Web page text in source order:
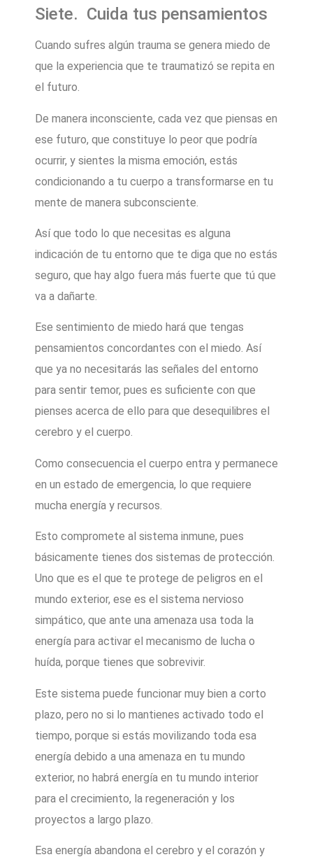
Siete. Cuida tus pensamientos
Cuando sufres algún trauma se genera miedo de
que la experiencia que te traumatizó se repita en
el futuro.
De manera inconsciente, cada vez que piensas en
ese futuro, que constituye lo peor que podría
ocurrir, y sientes la misma emoción, estás
condicionando a tu cuerpo a transformarse en tu
mente de manera subconsciente.
Así que todo lo que necesitas es alguna
indicación de tu entorno que te diga que no estás
seguro, que hay algo fuera más fuerte que tú que
va a dañarte.
Ese sentimiento de miedo hará que tengas
pensamientos concordantes con el miedo. Así
que ya no necesitarás las señales del entorno
para sentir temor, pues es suficiente con que
pienses acerca de ello para que desequilibres el
cerebro y el cuerpo.
Como consecuencia el cuerpo entra y permanece
en un estado de emergencia, lo que requiere
mucha energía y recursos.
Esto compromete al sistema inmune, pues
básicamente tienes dos sistemas de protección.
Uno que es el que te protege de peligros en el
mundo exterior, ese es el sistema nervioso
simpático, que ante una amenaza usa toda la
energía para activar el mecanismo de lucha o
huída, porque tienes que sobrevivir.
Este sistema puede funcionar muy bien a corto
plazo, pero no si lo mantienes activado todo el
tiempo, porque si estás movilizando toda esa
energía debido a una amenaza en tu mundo
exterior, no habrá energía en tu mundo interior
para el crecimiento, la regeneración y los
proyectos a largo plazo.
Esa energía abandona el cerebro y el corazón y